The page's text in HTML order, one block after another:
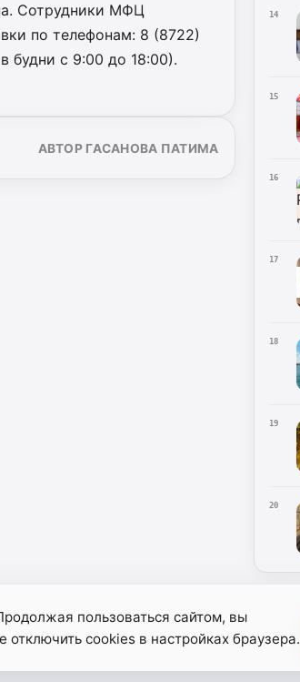
Сотрудники МФЦ
по телефонам: 8 (8722)
будни с 9:00 до 18:00).
АВТОР ГАСАНОВА ПАТИМА
14
15
16
17
18
19
20
пользоваться сайтом, вы
отключить cookies в настройках браузера.